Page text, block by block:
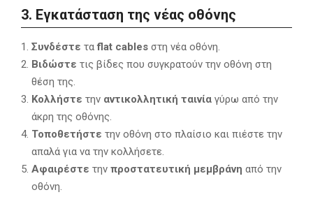
3. Εγκατάσταση της νέας οθόνης
Συνδέστε ταflat cables στη νέα οθόνη.
Βιδώστε τις βίδες που συγκρατούν την οθόνη στη
θέση της.
Κολλήστε την αντικολλητική ταινία γύρω από την
άκρη της οθόνης.
Τοποθετήστε την οθόνη στο πλαίσιο και πιέστε την
απαλά για να την κολλήσετε.
Αφαιρέστε την προστατευτική μεμβράνη από την
οθόνη.